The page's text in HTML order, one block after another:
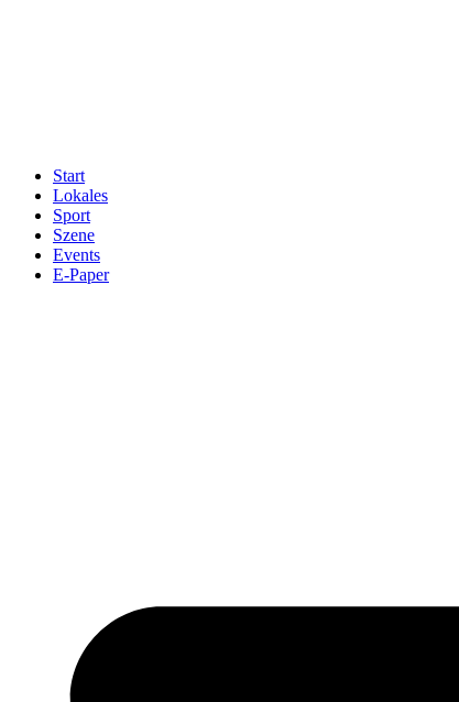
Start
Lokales
Sport
Szene
Events
E-Paper